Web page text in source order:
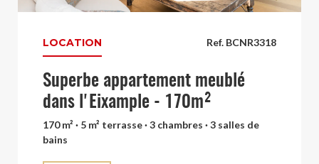
Ref. BCNR3318
LOCATION
Superbe appartement meublé
dans l'Eixample - 170m²
170 m² · 5 m² terrasse · 3 chambres · 3 salles de
bains